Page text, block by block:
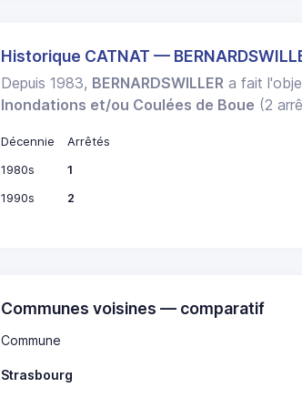
Historique CATNAT —
Depuis 1983, BERNARDSWILLER a fait
Inondations et/ou Coulées de Boue (2
Décennie
Arrêtés
1980s
1
1990s
2
Communes voisines — comparatif
Commune
Strasbourg